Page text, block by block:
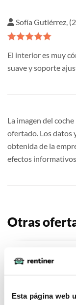
Esta página web
Sofía Gutiérrez,
El interior es muy
suave y soporte
La imagen del
ofertado. Los datos
obtenida de la
efectos
Otras